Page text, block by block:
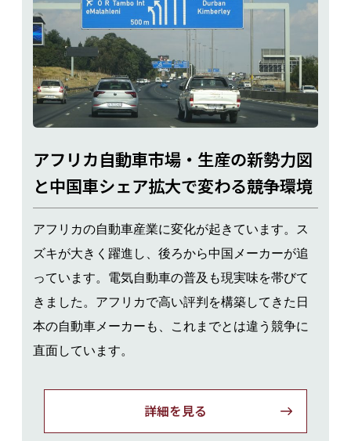
アフリカ自動車市場・生産の新勢力図
と中国車シェア拡大で変わる競争環境
アフリカの自動車産業に変化が起きています。ス
ズキが大きく躍進し、後ろから中国メーカーが追
っています。電気自動車の普及も現実味を帯びて
きました。アフリカで高い評判を構築してきた日
本の自動車メーカーも、これまでとは違う競争に
直面しています。
詳細を見る